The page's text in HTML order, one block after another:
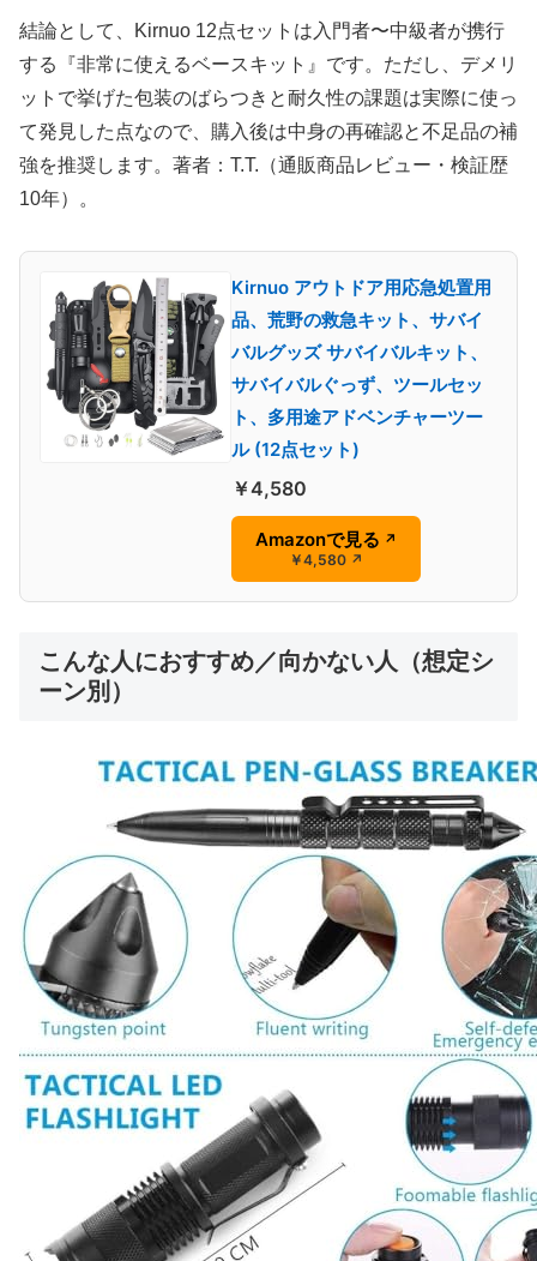
結論として、Kirnuo 12点セットは入門者〜中級者が携行
する『非常に使えるベースキット』です。ただし、デメリ
ットで挙げた包装のばらつきと耐久性の課題は実際に使っ
て発見した点なので、購入後は中身の再確認と不足品の補
強を推奨します。著者：T.T.（通販商品レビュー・検証歴
10年）。
Kirnuo アウトドア用応急処置用
品、荒野の救急キット、サバイ
バルグッズ サバイバルキット、
サバイバルぐっず、ツールセッ
ト、多用途アドベンチャーツー
ル (12点セット)
￥4,580
Amazonで見る ↗
￥4,580 ↗
こんな人におすすめ／向かない人（想定シ
ーン別）